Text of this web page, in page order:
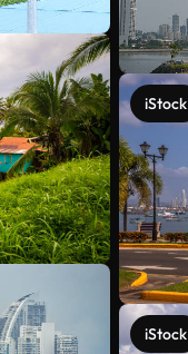
iStock
iStock